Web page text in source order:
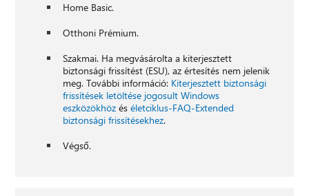
Home Basic.
Otthoni Prémium.
Szakmai. Ha megvásárolta a kiterjesztett
biztonsági frissítést (ESU), az értesítés nem jelenik
meg. További információ: Kiterjesztett biztonsági
frissítések letöltése jogosult Windows
eszközökhözés életciklus-FAQ-Extended
biztonsági frissítésekhez.
Végső.